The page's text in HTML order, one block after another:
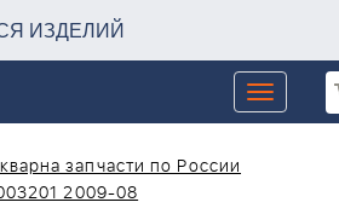
ИЗДЕЛИЙ
Toggle
navigation
запчасти по России
2009-08